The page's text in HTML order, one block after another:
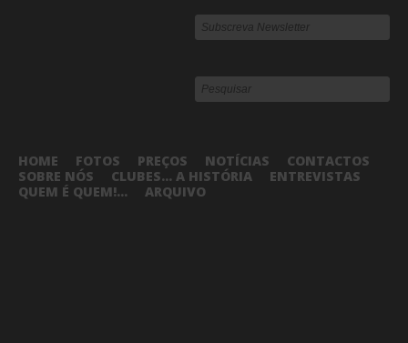
HOME FOTOS PREÇOS NOTÍCIAS
CONTACTOS
SOBRE NÓS
CLUBES... A HISTÓRIA
ENTREVISTAS
QUEM É QUEM!...
ARQUIVO